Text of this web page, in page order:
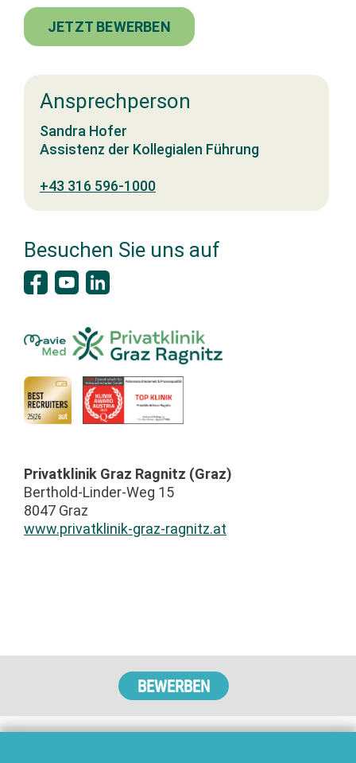
JETZT BEWERBEN
Ansprechperson
Sandra Hofer
Assistenz der Kollegialen Führung
+43 316 596-1000
Besuchen Sie uns auf
Privatklinik Graz Ragnitz (Graz)
Berthold-Linder-Weg 15
8047 Graz
www.privatklinik-graz-ragnitz.at